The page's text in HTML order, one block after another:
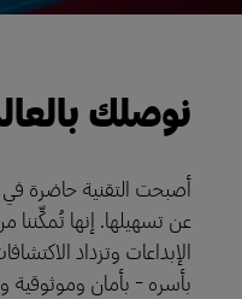
نوصلك
أصبحت التقنية حاضرة في
عن تسهيلها. إنها تُمكِّننا
الإبداعات وتزداد
بأسره - بأمان وموثوقية